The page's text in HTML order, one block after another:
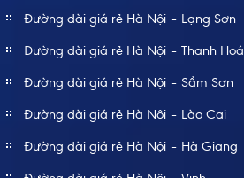
Đường dài giá rẻ Hà Nội – Lạng Sơn
Đường dài giá rẻ Hà Nội – Thanh Hoá
Đường dài giá rẻ Hà Nội – Sầm Sơn
Đường dài giá rẻ Hà Nội – Lào Cai
Đường dài giá rẻ Hà Nội – Hà Giang